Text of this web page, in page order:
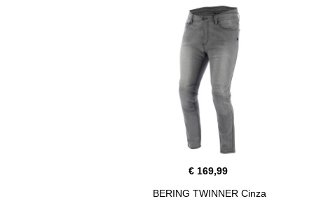
€ 169,99
BERING TWINNER Cinza